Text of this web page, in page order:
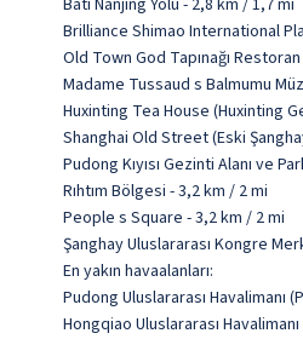
Batı Nanjing Yolu - 2,8 km / 1,7 mi
Brilliance Shimao International
Old Town God Tapınağı
Madame Tussaud s Balmumu
Huxinting Tea House (Huxinting
Shanghai Old Street (Eski
Pudong Kıyısı Gezinti Alanı ve
Rıhtım Bölgesi - 3,2 km / 2 mi
People s Square - 3,2 km / 2 mi
Şanghay Uluslararası Kongre
En yakın havaalanları:
Pudong Uluslararası Havalimanı
Hongqiao Uluslararası